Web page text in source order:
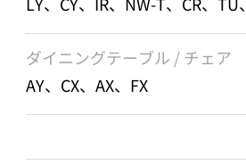
ダイニングテーブル / チェア
AY、CX、AX、FX